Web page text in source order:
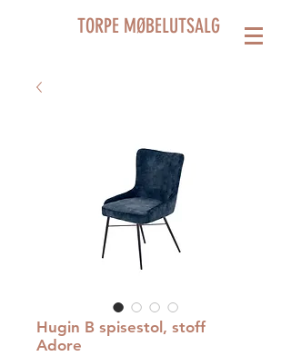
TORPE MØBELUTSALG
Hugin B spisestol, stoff
Adore